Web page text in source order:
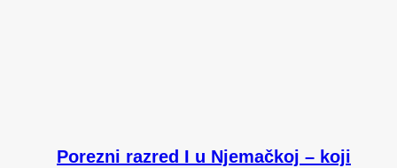
Porezni razred I u Njemačkoj – koji